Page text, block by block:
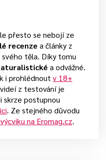
přesto se nebojí ze
recenze a články z
svého těla. Díky tomu
a odvážné.
i prohlédnoutv 18+
z testování je
skrze postupnou
. Ze stejného důvodu
na Eromag.cz.